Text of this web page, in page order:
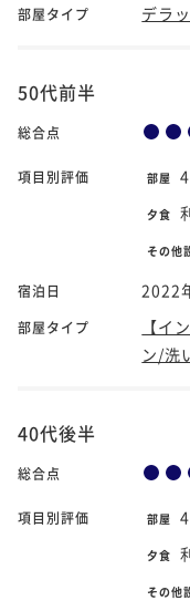
部屋タイプ デラ
50代前半
総合点
項目別評価 部屋 4
夕食
その他
宿泊日 2022
部屋タイプ
【イ
ン/洗
40代後半
総合点
項目別評価 部屋 4
夕食
その他